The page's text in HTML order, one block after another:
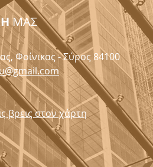
ΜΑΣ
Φοίνικας - Σύρος 84100
βρεις στον χάρτη